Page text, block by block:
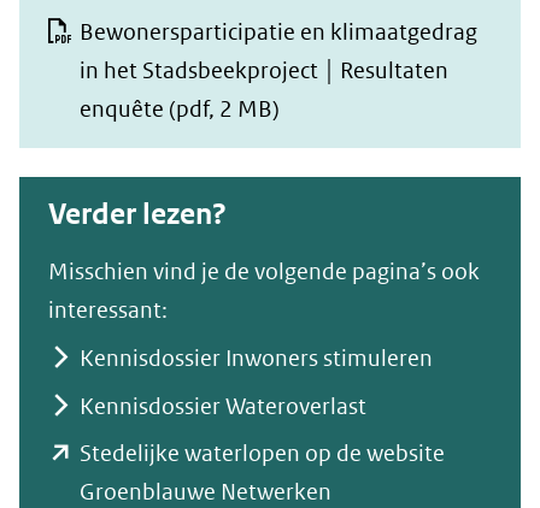
Bewonersparticipatie en klimaatgedrag
in het Stadsbeekproject │ Resultaten
enquête (pdf, 2 MB)
Verder lezen?
Misschien vind je de volgende pagina’s ook
interessant:
Kennisdossier Inwoners stimuleren
Kennisdossier Wateroverlast
Stedelijke waterlopen op de website
Groenblauwe Netwerken